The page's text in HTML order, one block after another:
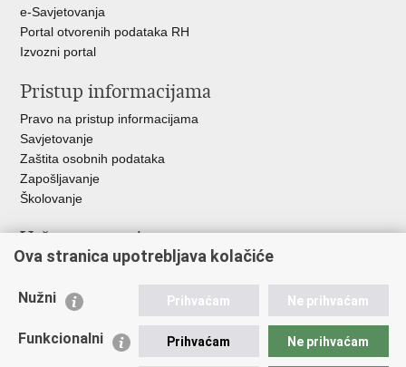
e-Savjetovanja
Portal otvorenih podataka RH
Izvozni portal
Pristup informacijama
Pravo na pristup informacijama
Savjetovanje
Zaštita osobnih podataka
Zapošljavanje
Školovanje
Važne poveznice
Ministarstvo unutarnjih poslova
Udruge
Policijska akademija
Ova stranica upotrebljava kolačiće
Nužni Prihvaćam Ne prihvaćam
Funkcionalni Prihvaćam Ne prihvaćam